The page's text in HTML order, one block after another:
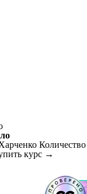
Количество
курс →